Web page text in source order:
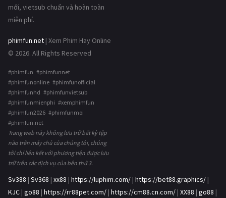
mới, vietsub chuẩn và hoàn toàn
miễn phí.
phimfun.net | Xem Phim Hay Online
© 2026. All Rights Reserved
#phimfun #phimfunnet
#phimfunonline #phimfunofficial
#phimfunhd #phimfunvietsub
#phimfunmienphi #xemphimfun
#phimfun2026 #phimfunmoi
#phimfun.net
Trang web này không lưu trữ bất kỳ tệp
nào trên máy chủ của chúng tôi, chúng
tôi chỉ liên kết với phương tiện được lưu
trữ trên các dịch vụ của bên thứ 3.
Sv388 | Sv368 | xx88 | https://luphim.com/ | https://bet88.graphics/ |
KJC | go88 | https://rr88pet.com/ | https://cm88.cn.com/ | XX88 | go88 |